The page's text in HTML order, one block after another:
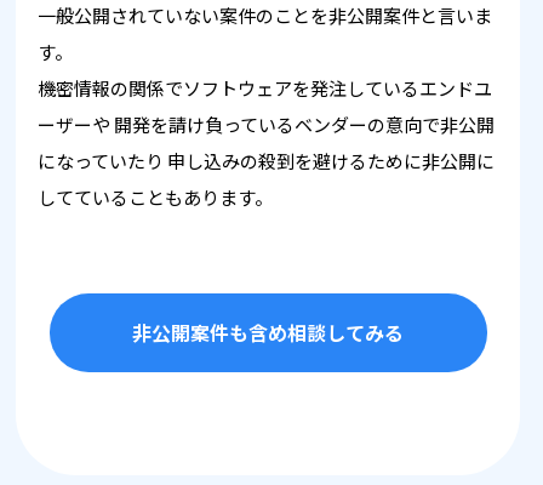
一般公開されていない案件のことを非公開案件と言いま
す。
機密情報の関係でソフトウェアを発注しているエンドユ
ーザーや 開発を請け負っているベンダーの意向で非公開
になっていたり 申し込みの殺到を避けるために非公開に
してていることもあります。
非公開案件も含め相談してみる